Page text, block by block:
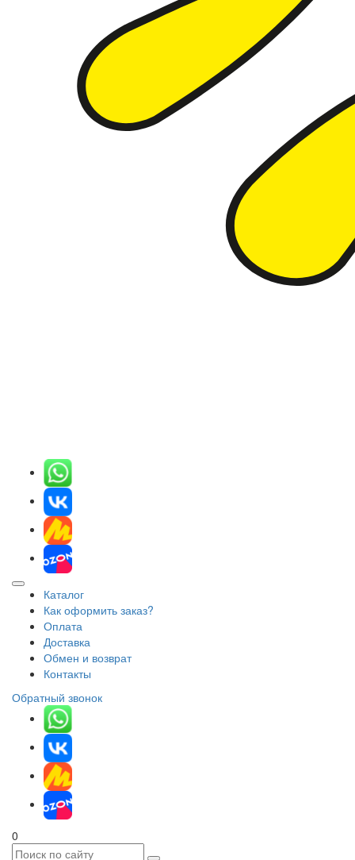
Каталог
Как оформить заказ?
Оплата
Доставка
Обмен и возврат
Контакты
Обратный звонок
0